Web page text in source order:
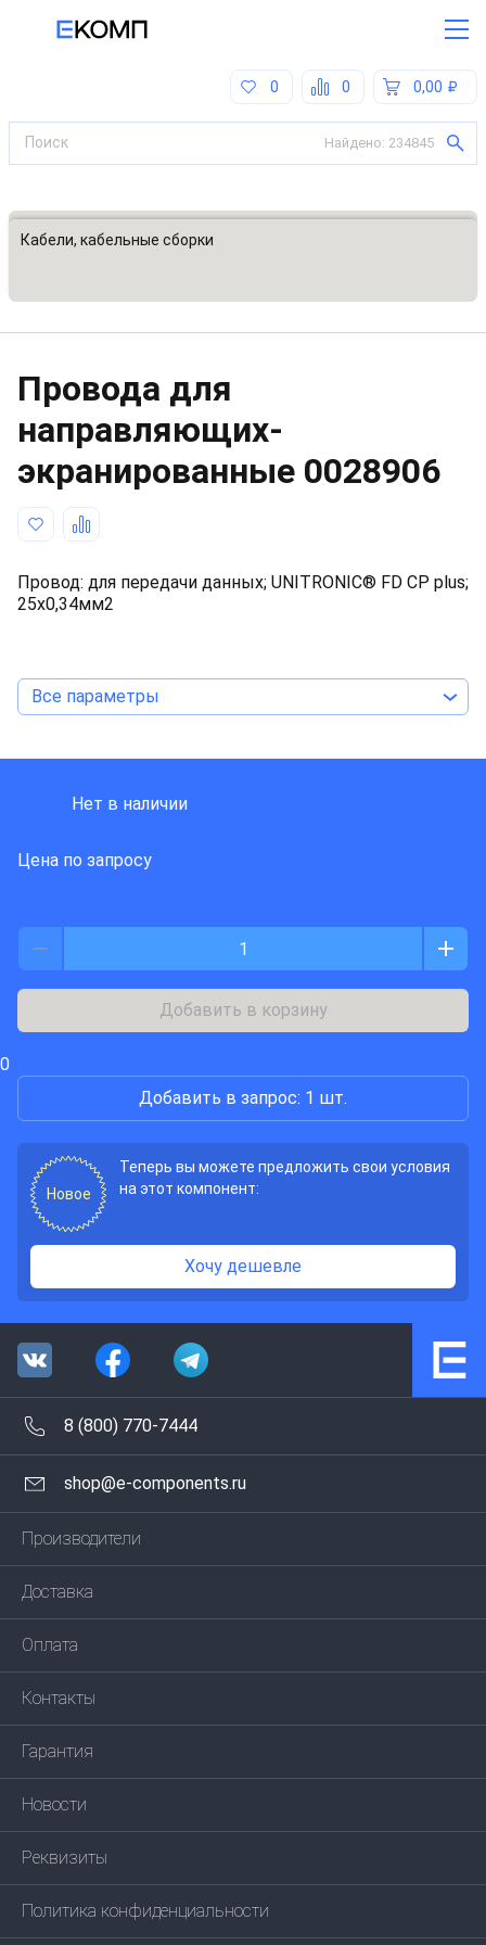
0,00
0
0
Найдено: 234845
Все категории
Кабели, кабельные сборки
Провода для
направляющих-
экранированные 0028906
Провод: для передачи данных; UNITRONIC® FD CP plus;
25x0,34мм2
Все параметры
Нет в наличии
Цена по запросу
Добавить в корзину
0
Добавить в запрос: 1 шт.
Новое
Теперь вы можете предложить свои условия
на этот компонент:
Хочу дешевле
8 (800) 770-7444
shop@e-components.ru
Производители
Доставка
Оплата
Контакты
Гарантия
Новости
Реквизиты
Политика конфиденциальности